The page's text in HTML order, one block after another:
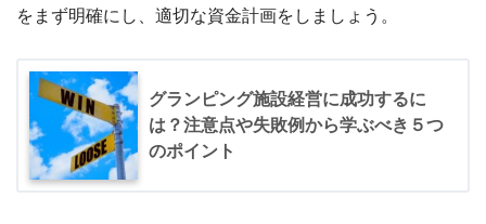
をまず明確にし、適切な資金計画をしましょう。
グランピング施設経営に成功するに
は？注意点や失敗例から学ぶべき５つ
のポイント